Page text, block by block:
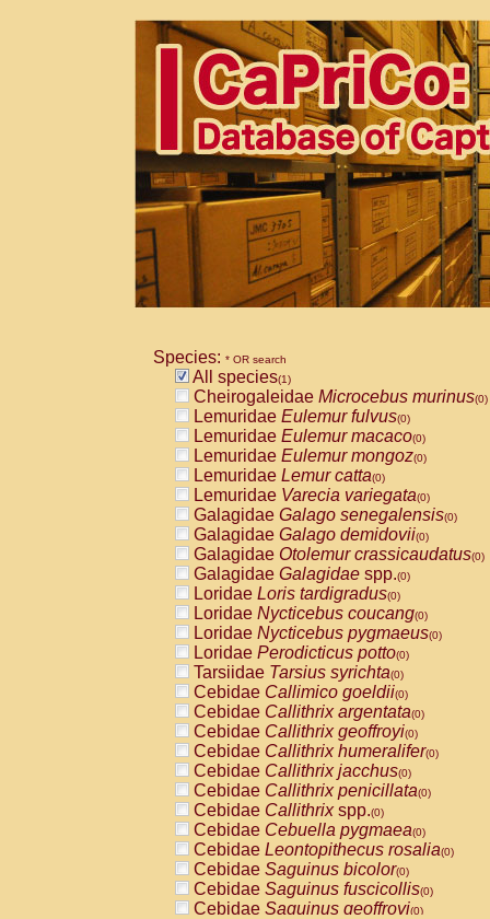
Species: * OR search
All species(1)
Cheirogaleidae Microcebus murinus(0)
Lemuridae Eulemur fulvus(0)
Lemuridae Eulemur macaco(0)
Lemuridae Eulemur mongoz(0)
Lemuridae Lemur catta(0)
Lemuridae Varecia variegata(0)
Galagidae Galago senegalensis(0)
Galagidae Galago demidovii(0)
Galagidae Otolemur crassicaudatus(0)
Galagidae Galagidae spp.(0)
Loridae Loris tardigradus(0)
Loridae Nycticebus coucang(0)
Loridae Nycticebus pygmaeus(0)
Loridae Perodicticus potto(0)
Tarsiidae Tarsius syrichta(0)
Cebidae Callimico goeldii(0)
Cebidae Callithrix argentata(0)
Cebidae Callithrix geoffroyi(0)
Cebidae Callithrix humeralifer(0)
Cebidae Callithrix jacchus(0)
Cebidae Callithrix penicillata(0)
Cebidae Callithrixspp.(0)
Cebidae Cebuella pygmaea(0)
Cebidae Leontopithecus rosalia(0)
Cebidae Saguinus bicolor(0)
Cebidae Saguinus fuscicollis(0)
Cebidae Saguinus geoffroyi(0)